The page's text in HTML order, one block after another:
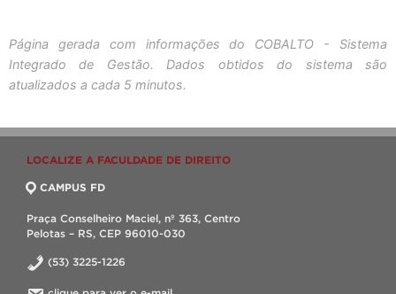
Página gerada com informações do COBALTO - Sistema
Integrado de Gestão. Dados obtidos do sistema são
atualizados a cada 5 minutos.
LOCALIZE A FACULDADE DE DIREITO
CAMPUS FD
Praça Conselheiro Maciel, nº 363, Centro
Pelotas – RS, CEP 96010-030
(53) 3225-1226